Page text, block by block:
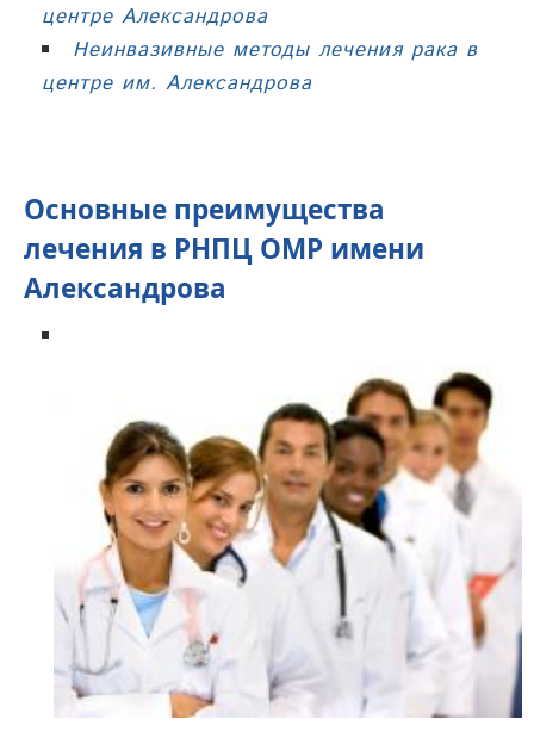
центре Александрова
Неинвазивные методы лечения рака в
центре им. Александрова
Основные преимущества
лечения в РНПЦ ОМР имени
Александрова